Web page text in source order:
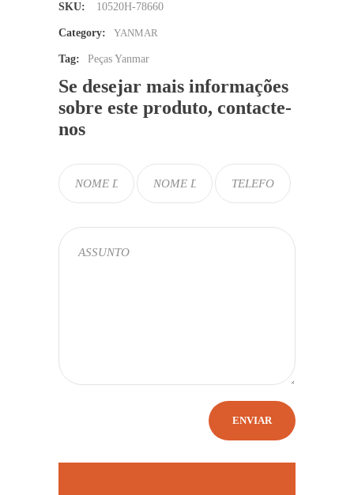
SKU: 10520H-78660
Category: YANMAR
Tag: Peças Yanmar
Se desejar mais informações
sobre este produto, contacte-
nos